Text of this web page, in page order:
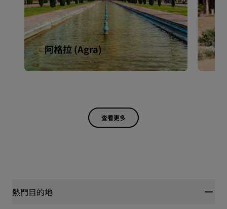
阿格拉 (Agra)
查看更多
熱門目的地